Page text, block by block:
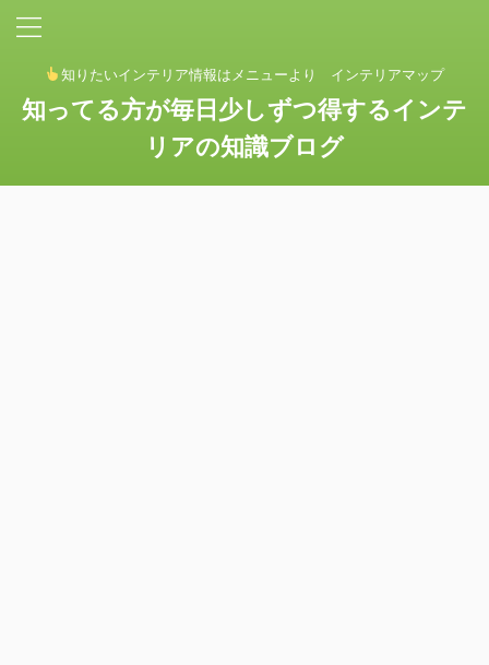
知りたいインテリア情報はメニューより インテリアマップ
知ってる方が毎日少しずつ得するインテ
リアの知識ブログ